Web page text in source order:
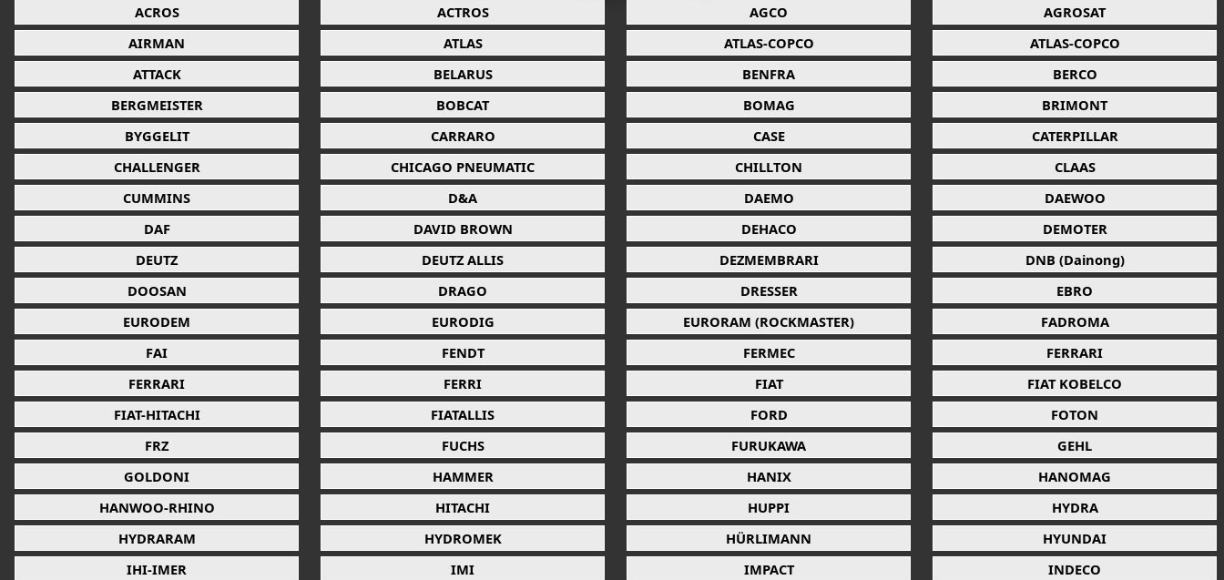
ACROS ACTROS AGCO
AGROSAT
AIRMAN
ATLAS ATLAS-COPCO
ATLAS-COPCO
ATTACK
BELARUS BENFRA
BERCO
BERGMEISTER
BOBCAT BOMAG
BRIMONT
BYGGELIT
CARRARO CASE
CATERPILLAR
CHALLENGER
CHICAGO PNEUMATIC CHILLTON
CLAAS
CUMMINS
D&A DAEMO
DAEWOO
DAF
DAVID BROWN DEHACO
DEMOTER
DEUTZ
DEUTZ ALLIS DEZMEMBRARI
DNB (Dainong)
DOOSAN
DRAGO DRESSER
EBRO
EURODEM
EURODIG EURORAM (ROCKMASTER)
FADROMA
FAI
FENDT FERMEC
FERRARI
FERRARI
FERRI FIAT
FIAT KOBELCO
FIAT-HITACHI
FIATALLIS FORD
FOTON
FRZ
FUCHS FURUKAWA
GEHL
GOLDONI
HAMMER HANIX
HANOMAG
HANWOO-RHINO
HITACHI HUPPI
HYDRA
HYDRARAM
HYDROMEK HÜRLIMANN
HYUNDAI
IHI-IMER
IMI IMPACT
INDECO